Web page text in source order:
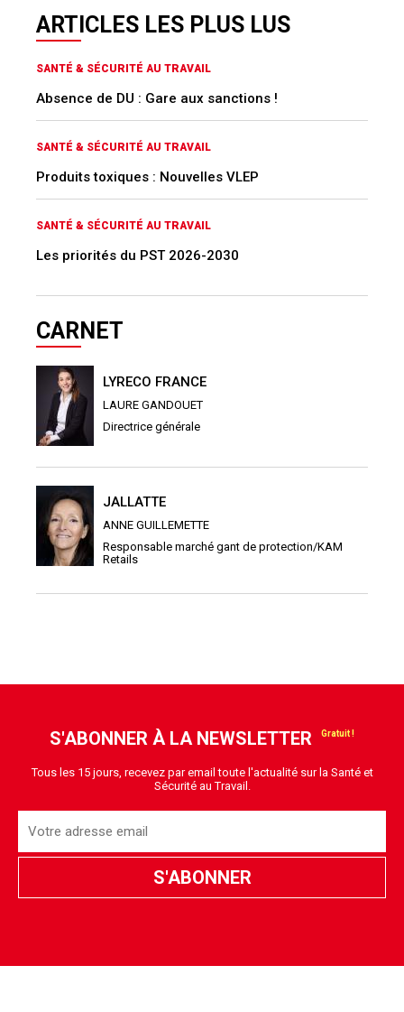
ARTICLES LES PLUS LUS
SANTÉ & SÉCURITÉ AU TRAVAIL
Absence de DU : Gare aux sanctions !
SANTÉ & SÉCURITÉ AU TRAVAIL
Produits toxiques : Nouvelles VLEP
SANTÉ & SÉCURITÉ AU TRAVAIL
Les priorités du PST 2026-2030
CARNET
LYRECO FRANCE
LAURE GANDOUET
Directrice générale
JALLATTE
ANNE GUILLEMETTE
Responsable marché gant de protection/KAM
Retails
S'ABONNER À LA NEWSLETTER
Tous les 15 jours, recevez par email toute l'actualité sur la Santé et
Sécurité au Travail.